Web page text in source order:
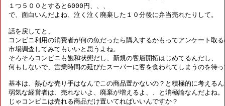
１つ５００とすると6000円、、、
で、面白いんだよね、泣く泣く廃棄した１０分後に弁当売れたりして。
話を戻してと、
コンビニ利用の消費者が何の魚だったら購入するかもってアンケート取
市場調査してみてもいいと思うよね。
そろそろコンビニも飽和状態だし、新規の客層開拓はじめてるんだし、
何もしないで、営業時間の延びたスーパーに客を食われてしまうのを待
基本は、熱心な売り手はなんでこの商品置かないの？と積極的に考える
弱気な経営者は、売れないよ、廃棄が増えるよ、、と消極論なんだよね。
じゃコンビニは売れる商品だけ置いてればいいんですか？